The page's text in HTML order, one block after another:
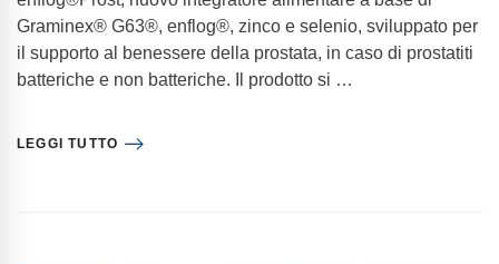
Graminex® G63®, enflog®, zinco e selenio, sviluppato per
il supporto al benessere della prostata, in caso di prostatiti
batteriche e non batteriche. Il prodotto si …
LEGGI TUTTO